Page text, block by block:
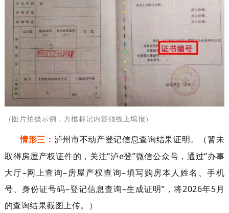
（图片拍摄示例， 方框标记内容须线上填报）
情形三： 泸州市不动产登记信息查询结果证明。 （暂未
取得房屋产权证件的 ，关注“泸e登”微信公众号 ， 通过“办事
大厅–网上查询–房屋产权查询–填写购房本人姓名、手机
号、身份证号码–登记信息查询–生成证明” ，将2026年5月
的查询结果截图上传。 ）